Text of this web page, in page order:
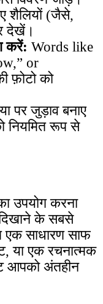
शैलियों (जैसे,
देखें।
करें: Words like
or
फ़ोटो को
पर जुड़ाव बनाए
नियमित रूप से
उपयोग करना
के सबसे
एक साधारण साफ
या एक रचनात्मक
आपको अंतहीन